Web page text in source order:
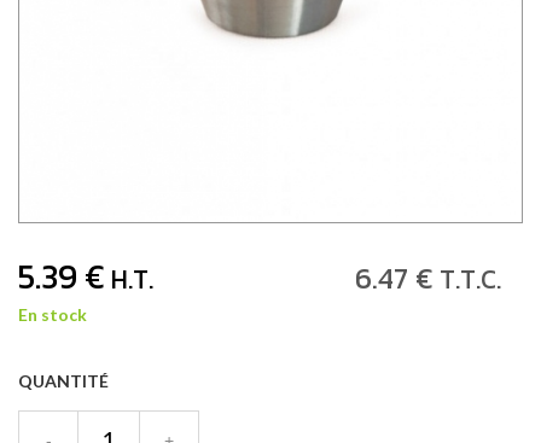
5.39€ H.T. 6.47 € T.T.C.
En stock
QUANTITÉ